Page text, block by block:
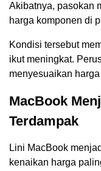
Akibatnya, pasokan
harga komponen di
Kondisi tersebut
ikut meningkat.
menyesuaikan
MacBook
Terdampak
Lini MacBook
kenaikan harga